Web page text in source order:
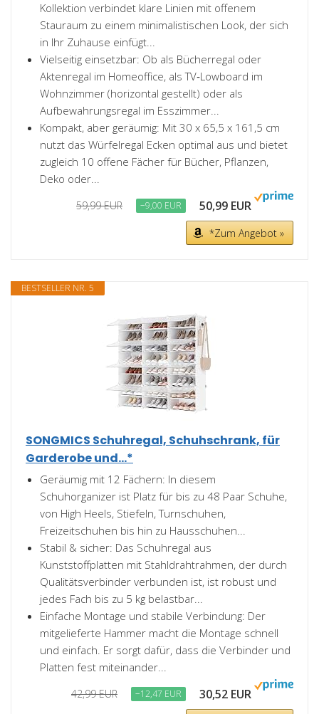
Kollektion verbindet klare Linien mit offenem
Stauraum zu einem minimalistischen Look, der sich
in Ihr Zuhause einfügt...
Vielseitig einsetzbar: Ob als Bücherregal oder
Aktenregal im Homeoffice, als TV‑Lowboard im
Wohnzimmer (horizontal gestellt) oder als
Aufbewahrungsregal im Esszimmer...
Kompakt, aber geräumig: Mit 30 x 65,5 x 161,5 cm
nutzt das Würfelregal Ecken optimal aus und bietet
zugleich 10 offene Fächer für Bücher, Pflanzen,
Deko oder...
59,99 EUR −9,00 EUR 50,99 EUR
*Zum Angebot »
BESTSELLER NR. 5
SONGMICS Schuhregal, Schuhschrank, für
Garderobe und...*
Geräumig mit 12 Fächern: In diesem
Schuhorganizer ist Platz für bis zu 48 Paar Schuhe,
von High Heels, Stiefeln, Turnschuhen,
Freizeitschuhen bis hin zu Hausschuhen...
Stabil & sicher: Das Schuhregal aus
Kunststoffplatten mit Stahldrahtrahmen, der durch
Qualitätsverbinder verbunden ist, ist robust und
jedes Fach bis zu 5 kg belastbar...
Einfache Montage und stabile Verbindung: Der
mitgelieferte Hammer macht die Montage schnell
und einfach. Er sorgt dafür, dass die Verbinder und
Platten fest miteinander...
42,99 EUR −12,47 EUR 30,52 EUR